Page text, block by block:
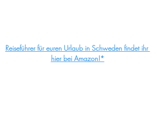
Reiseführer für euren Urlaub in Schweden findet ihr
hier bei Amazon!*